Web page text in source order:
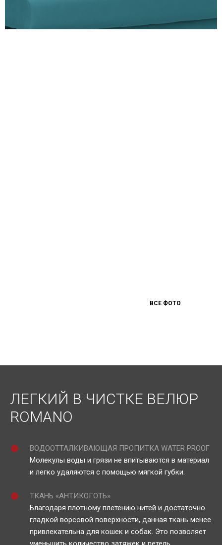
ВСЕ ФОТО
ЛЕГКИЙ В ЧИСТКЕ ВЕЛЮР
ROMANO
ВОДООТТАЛКИВАЮЩАЯ ПРОПИТКА WATER PROOF
Молекулы воды и грязи не впитываются в материал
и легко удаляются с помощью мягкой губки.
ТКАНЬ «АНТИКОГОТЬ»
Благодаря плотному плетению нитей и достаточно
гладкой ворсовой поверхности, данная ткань менее
привлекательна для кошек и собак. Это позволяет